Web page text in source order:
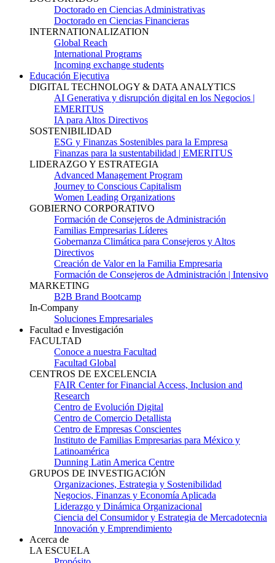
Doctorado en Ciencias Administrativas
Doctorado en Ciencias Financieras
INTERNATIONALIZATION
Global Reach
International Programs
Incoming exchange students
Educación Ejecutiva
DIGITAL TECHNOLOGY & DATA ANALYTICS
AI Generativa y disrupción digital en los Negocios |
EMERITUS
IA para Altos Directivos
SOSTENIBILIDAD
ESG y Finanzas Sostenibles para la Empresa
Finanzas para la sustentabilidad | EMERITUS
LIDERAZGO Y ESTRATEGIA
Advanced Management Program
Journey to Conscious Capitalism
Women Leading Organizations
GOBIERNO CORPORATIVO
Formación de Consejeros de Administración
Familias Empresarias Líderes
Gobernanza Climática para Consejeros y Altos
Directivos
Creación de Valor en la Familia Empresaria
Formación de Consejeros de Administración | Intensivo
MARKETING
B2B Brand Bootcamp
In-Company
Soluciones Empresariales
Facultad e Investigación
FACULTAD
Conoce a nuestra Facultad
Facultad Global
CENTROS DE EXCELENCIA
FAIR Center for Financial Access, Inclusion and
Research
Centro de Evolución Digital
Centro de Comercio Detallista
Centro de Empresas Conscientes
Instituto de Familias Empresarias para México y
Latinoamérica
Dunning Latin America Centre
GRUPOS DE INVESTIGACIÓN
Organizaciones, Estrategia y Sostenibilidad
Negocios, Finanzas y Economía Aplicada
Liderazgo y Dinámica Organizacional
Ciencia del Consumidor y Estrategia de Mercadotecnia
Innovación y Emprendimiento
Acerca de
LA ESCUELA